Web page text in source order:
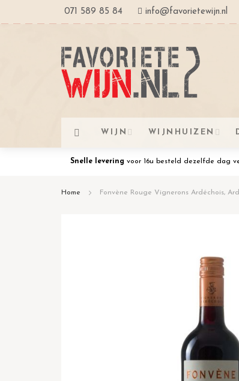
Ga
de
inhoud
071 589 85 84 info@favorietewijn.nl
WIJN WIJNHUIZEN
Snelle levering voor 16u besteld dezelfde dag
Home Fonvène Rouge Vignerons Ardéchois,